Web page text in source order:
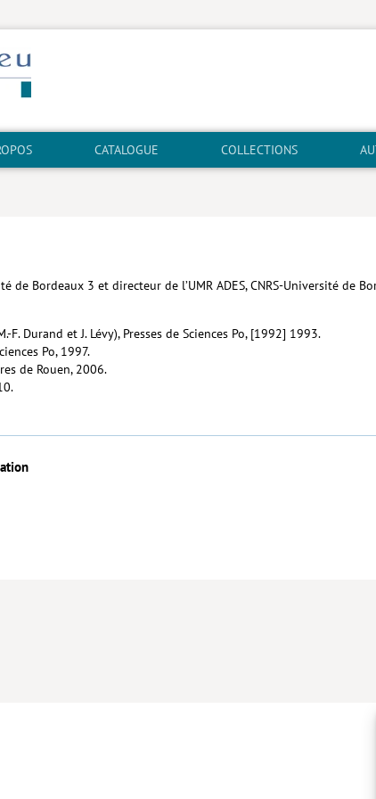
CATALOGUE COLLECTIONS
de Bordeaux 3 et directeur de l’UMR ADES, CNRS-Université de
F. Durand et J. Lévy), Presses de Sciences Po, [1992] 1993.
Po, 1997.
de Rouen, 2006.